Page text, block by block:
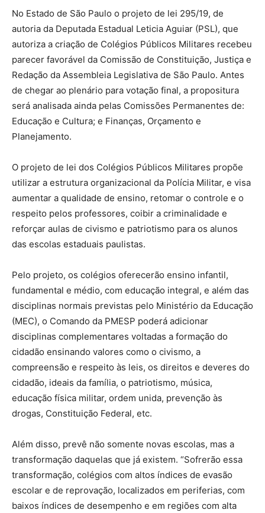
No Estado de São Paulo o projeto de lei 295/19, de
autoria da Deputada Estadual Leticia Aguiar (PSL), que
autoriza a criação de Colégios Públicos Militares recebeu
parecer favorável da Comissão de Constituição, Justiça e
Redação da Assembleia Legislativa de São Paulo. Antes
de chegar ao plenário para votação final, a propositura
será analisada ainda pelas Comissões Permanentes de:
Educação e Cultura; e Finanças, Orçamento e
Planejamento.
O projeto de lei dos Colégios Públicos Militares propõe
utilizar a estrutura organizacional da Polícia Militar, e visa
aumentar a qualidade de ensino, retomar o controle e o
respeito pelos professores, coibir a criminalidade e
reforçar aulas de civismo e patriotismo para os alunos
das escolas estaduais paulistas.
Pelo projeto, os colégios oferecerão ensino infantil,
fundamental e médio, com educação integral, e além das
disciplinas normais previstas pelo Ministério da Educação
(MEC), o Comando da PMESP poderá adicionar
disciplinas complementares voltadas a formação do
cidadão ensinando valores como o civismo, a
compreensão e respeito às leis, os direitos e deveres do
cidadão, ideais da família, o patriotismo, música,
educação física militar, ordem unida, prevenção às
drogas, Constituição Federal, etc.
Além disso, prevê não somente novas escolas, mas a
transformação daquelas que já existem. “Sofrerão essa
transformação, colégios com altos índices de evasão
escolar e de reprovação, localizados em periferias, com
baixos índices de desempenho e em regiões com alta